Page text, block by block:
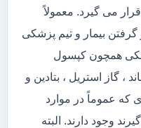
می گیرد. معمولاً
بیمار و تیم پزشکی
همچون کپسول
، گاز استریل ، بتادین و
که عموماً در موارد
وجود دارند. البته